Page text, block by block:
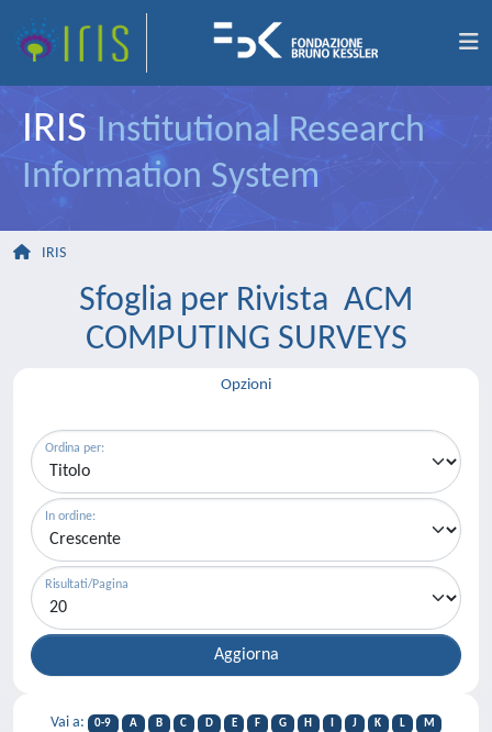
IRIS Institutional Research
Information System
IRIS
Sfoglia per Rivista ACM
COMPUTING SURVEYS
Opzioni
Ordina per:
In ordine:
Risultati/Pagina
Vai a: 0-9 A B C D E F G H J K L
M